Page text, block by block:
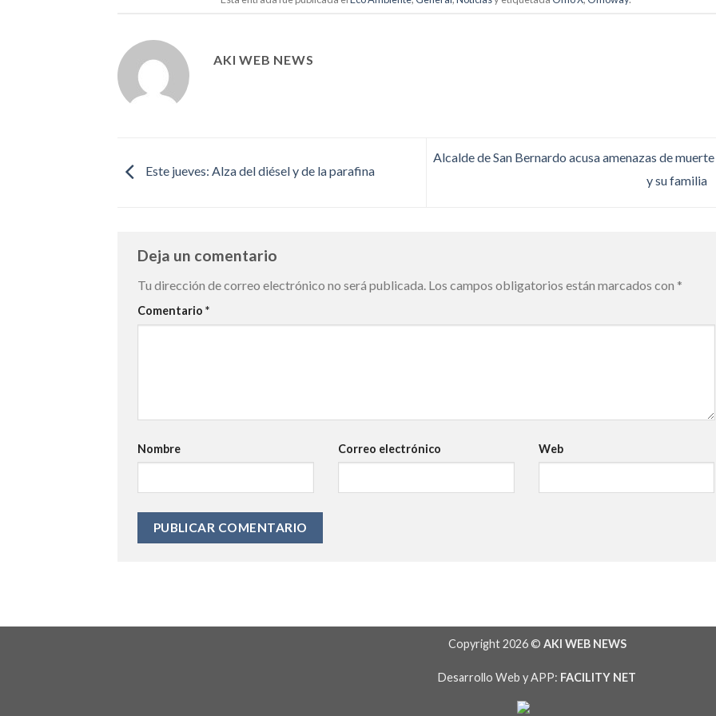
AKI WEB NEWS
Este jueves: Alza del diésel y de la parafina
Alcalde de San Bernardo acusa amenazas de muerte
y su familia
Deja un comentario
Tu dirección de correo electrónico no será publicada. Los campos obligatorios están marcados con *
Comentario *
Nombre Correo electrónico Web
Copyright 2026 © AKI WEB NEWS
Desarrollo Web y APP: FACILITY NET